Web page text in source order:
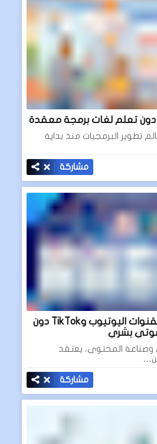
دون تعلم لغات برمجة معقدة
البرمجيات منذ بداية
مشاركة
كيفية إنشاء محتوى لقنوات اليوتيوب وTikTok دون
بشري
وصناعة المحتوى، يعتقد
مشاركة